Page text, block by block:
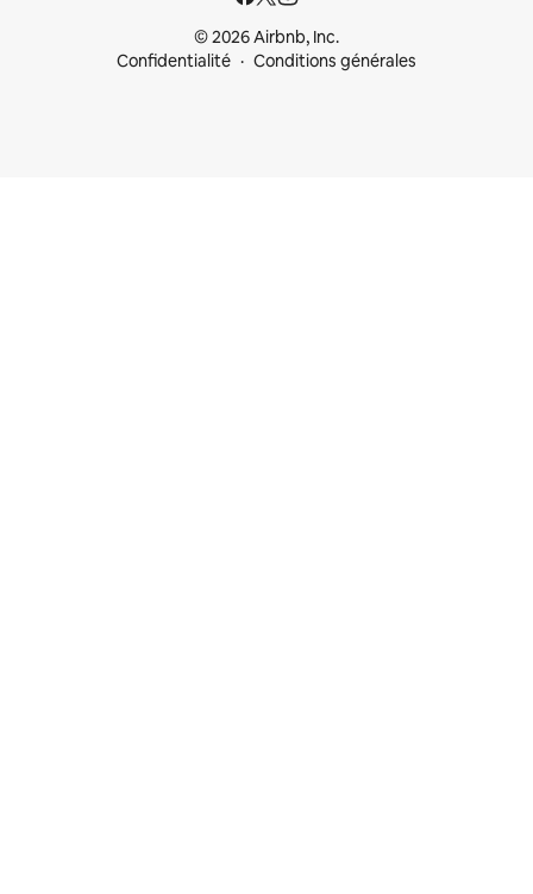
© 2026 Airbnb, Inc.
Confidentialité
Conditions générales